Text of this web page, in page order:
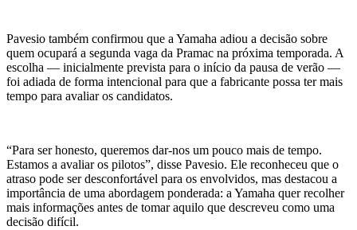
Pavesio também confirmou que a Yamaha adiou a decisão sobre
quem ocupará a segunda vaga da Pramac na próxima temporada. A
escolha — inicialmente prevista para o início da pausa de verão —
foi adiada de forma intencional para que a fabricante possa ter mais
tempo para avaliar os candidatos.
“Para ser honesto, queremos dar-nos um pouco mais de tempo.
Estamos a avaliar os pilotos”, disse Pavesio. Ele reconheceu que o
atraso pode ser desconfortável para os envolvidos, mas destacou a
importância de uma abordagem ponderada: a Yamaha quer recolher
mais informações antes de tomar aquilo que descreveu como uma
decisão difícil.